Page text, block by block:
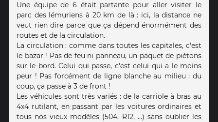
Une équipe de 6 était partante pour aller visiter le
parc des lémuriens à 20 km de là : ici, la distance ne
veut rien dire parce que ça dépend énormément des
routes et de la circulation.
La circulation : comme dans toutes les capitales, c'est
le bazar ! Pas de feu ni panneau, un paquet de piétons
sur le bord. Celui qui passe, c'est celui qui a le moins
peur ! Pas forcément de ligne blanche au milieu : du
coup, ça passe à 3 de front !
Les véhicules sont très variés : de la carriole à bras au
4x4 rutilant, en passant par les voitures ordinaires et
tous nos vieux modèles (504, R12, ...) sans oublier les